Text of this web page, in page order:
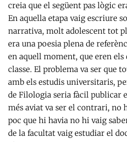
creia que el següent pas lògic
En aquella etapa vaig escriure
narrativa, molt adolescent tot
era una poesia plena de
en aquell moment, que eren els
classe. El problema va ser que
amb els estudis universitaris,
de Filologia seria fàcil publicar
més aviat va ser el contrari, no
poc que hi havia no hi vaig
de la facultat vaig estudiar el